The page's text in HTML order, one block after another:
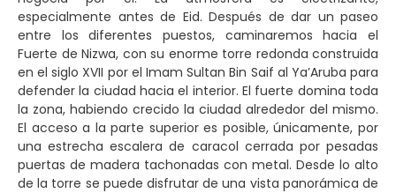
especialmente antes de Eid. Después de dar un paseo
entre los diferentes puestos, caminaremos hacia el
Fuerte de Nizwa, con su enorme torre redonda construida
en el siglo XVII por el Imam Sultan Bin Saif al Ya’Aruba para
defender la ciudad hacia el interior. El fuerte domina toda
la zona, habiendo crecido la ciudad alrededor del mismo.
El acceso a la parte superior es posible, únicamente, por
una estrecha escalera de caracol cerrada por pesadas
puertas de madera tachonadas con metal. Desde lo alto
de la torre se puede disfrutar de una vista panorámica de